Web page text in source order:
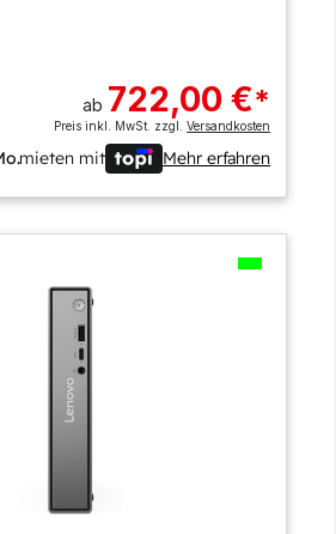
ab 722,00 €*
Preis inkl. MwSt. zzgl.Versandkosten
mieten mit Mehr erfahren